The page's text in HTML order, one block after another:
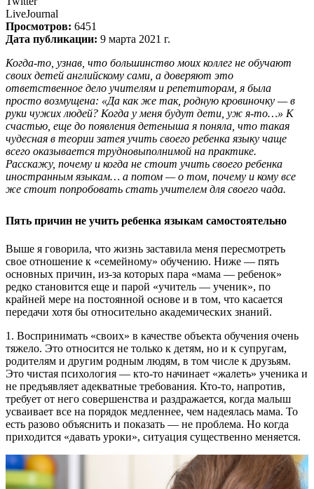
LiveJournal
Просмотров: 6451
Дата публикации: 9 марта 2021 г.
Когда-то, узнав, что большинство моих коллег не обучают
своих детей английскому сами, а доверяют это
ответственное дело учителям и репетиторам, я была
просто возмущена: «Да как же так, родную кровиночку — в
руки чужих людей? Когда у меня будут дети, уж я-то…» К
счастью, еще до появления детеныша я поняла, что такая
чудесная в теории затея учить своего ребенка языку чаще
всего оказывается трудновыполнимой на практике.
Расскажу, почему и когда не стоит учить своего ребенка
иностранным языкам… а потом — о том, почему и кому все
же стоит попробовать стать учителем для своего чада.
Пять причин не учить ребенка языкам самостоятельно
Выше я говорила, что жизнь заставила меня пересмотреть
свое отношение к «семейному» обучению. Ниже — пять
основных причин, из-за которых пара «мама — ребенок»
редко становится еще и парой «учитель — ученик», по
крайней мере на постоянной основе и в том, что касается
передачи хотя бы относительно академических знаний.
1. Воспринимать «своих» в качестве объекта обучения очень
тяжело. Это относится не только к детям, но и к супругам,
родителям и другим родным людям, в том числе к друзьям.
Это чистая психология — кто-то начинает «жалеть» ученика и
не предъявляет адекватные требования. Кто-то, напротив,
требует от него совершенства и раздражается, когда малыш
усваивает все на порядок медленнее, чем надеялась мама. То
есть разово объяснить и показать — не проблема. Но когда
приходится «давать уроки», ситуация существенно меняется.